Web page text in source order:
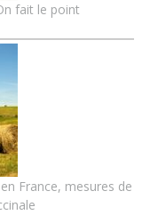
fait le point
France, mesures de